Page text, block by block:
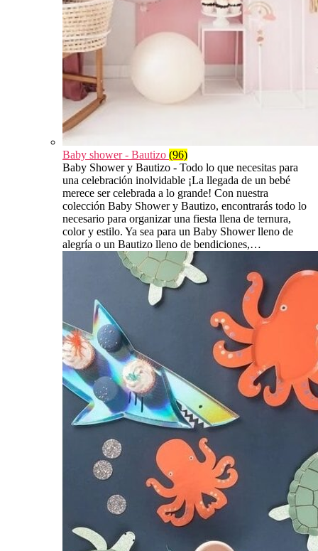
Baby shower - Bautizo (96)
Baby Shower y Bautizo - Todo lo que necesitas para
una celebración inolvidable ¡La llegada de un bebé
merece ser celebrada a lo grande! Con nuestra
colección Baby Shower y Bautizo, encontrarás todo lo
necesario para organizar una fiesta llena de ternura,
color y estilo. Ya sea para un Baby Shower lleno de
alegría o un Bautizo lleno de bendiciones,…